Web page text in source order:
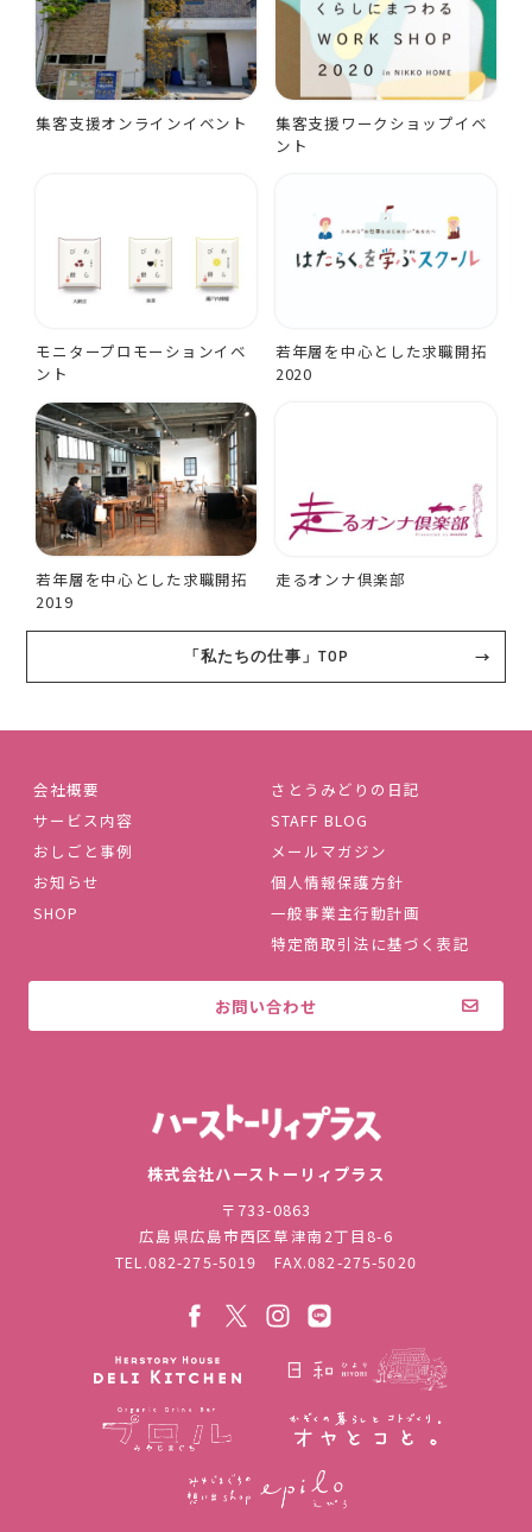
集客支援オンラインイベント
集客支援ワークショップイベ
ント
モニタープロモーションイベ
ント
若年層を中心とした求職開拓
2020
若年層を中心とした求職開拓
2019
走るオンナ倶楽部
「私たちの仕事」TOP
会社概要
サービス内容
おしごと事例
お知らせ
SHOP
さとうみどりの日記
STAFF BLOG
メールマガジン
個人情報保護方針
一般事業主行動計画
特定商取引法に基づく表記
お問い合わせ
株式会社ハーストーリィプラス
〒733-0863
広島県広島市西区草津南2丁目8-6
TEL.082-275-5019 FAX.082-275-5020